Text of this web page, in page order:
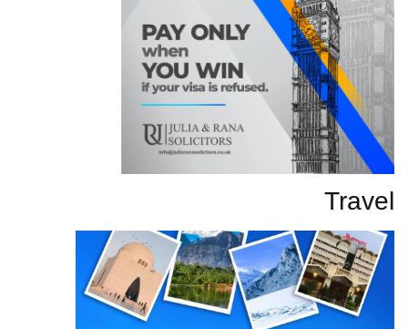
Travel